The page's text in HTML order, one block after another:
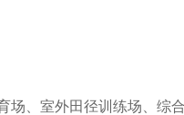
场、室外田径训练场、综